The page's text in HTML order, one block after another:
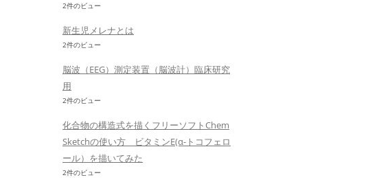
2件のビュー
新生児メレナとは
2件のビュー
脳波（EEG）測定装置（脳波計）臨床研究
用
2件のビュー
化合物の構造式を描くフリーソフトChem
Sketchの使い方 ビタミンE(α-トコフェロ
ール）を描いてみた
2件のビュー